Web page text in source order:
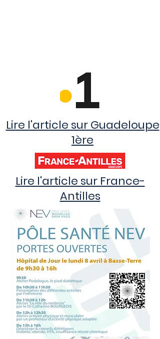
Lire l'article sur Guadeloupe
1ère
Lire l'article sur France-
Antilles